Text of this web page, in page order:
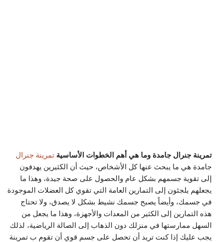
تمرينة جنرال جامدة وما هي أهم الخطوات الأساسية تمرينة جنرال
جامدة هي ما يبحث عنها كل الأشخاص، حيث أن الكثيرين يهدفون
إلى تقوية جسمهم بشكل عام والحصول على صحة جيدة، وهذا ما
يجعلهم يلجئون إلى التمارين العامة التي تقوي كل العضلات الموجودة
في جسمك، وأيضاً يصبح جسمك نشيط بشكل لا يصدق، ولا تحتاج
هذه التمارين إلى الكثير من المعدات والأجهزة، وهذا ما يجعل من
السهل ممارستها في منزلك دون الذهاب إلى الصالة الرياضية، لذلك
يجب عليك إذا كنت تريد أن تحصل على جسم قوي أن تقوم ب تمرينة